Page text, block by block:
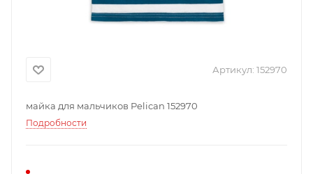
Артикул: 152970
майка для мальчиков Pelican 152970
Подробности